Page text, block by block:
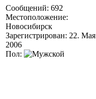
Сообщений: 692
Местоположение:
Новосибирск
Зарегистрирован: 22. Мая
2006
Пол: